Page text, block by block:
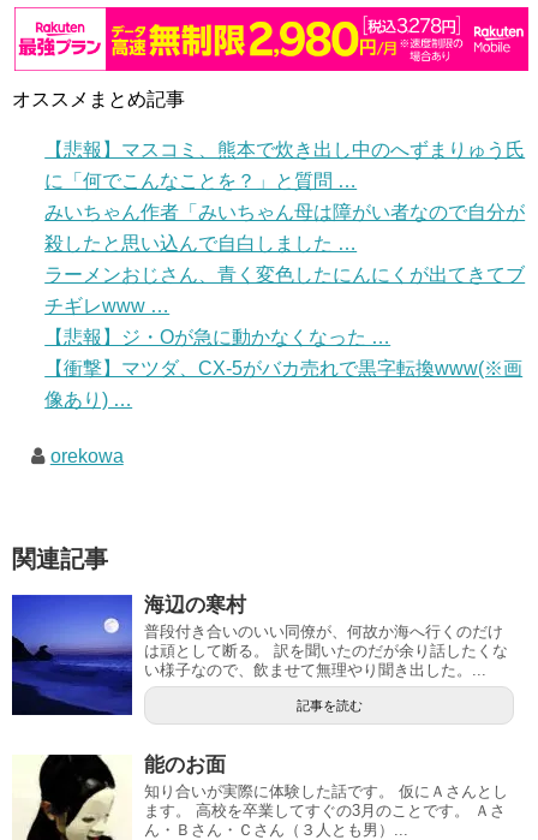
オススメまとめ記事
【悲報】マスコミ、熊本で炊き出し中のへずまりゅう氏
に「何でこんなことを？」と質問 …
みいちゃん作者「みいちゃん母は障がい者なので自分が
殺したと思い込んで自白しました …
ラーメンおじさん、青く変色したにんにくが出てきてブ
チギレwww …
【悲報】ジ・Oが急に動かなくなった …
【衝撃】マツダ、CX-5がバカ売れで黒字転換www(※画
像あり) …
orekowa
関連記事
海辺の寒村
普段付き合いのいい同僚が、何故か海へ行くのだけ
は頑として断る。 訳を聞いたのだが余り話したくな
い様子なので、飲ませて無理やり聞き出した。...
記事を読む
能のお面
知り合いが実際に体験した話です。 仮にＡさんとし
ます。 高校を卒業してすぐの3月のことです。 Ａさ
ん・Ｂさん・Ｃさん（３人とも男）...